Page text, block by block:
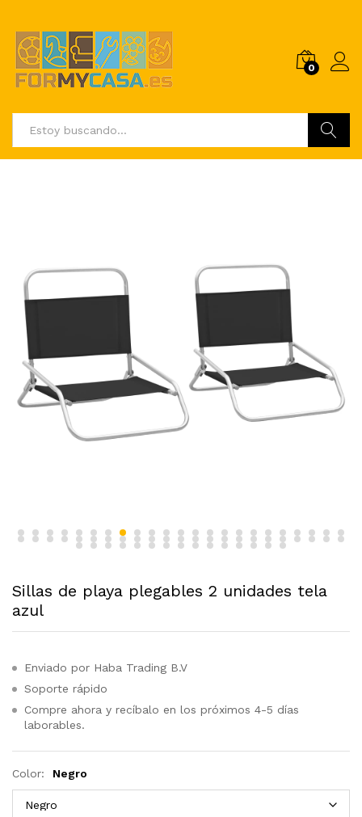
0
Sillas de playa plegables 2 unidades tela
azul
Enviado por Haba Trading B.V
Soporte rápido
Compre ahora y recíbalo en los próximos 4-5 días
laborables.
Color: Negro